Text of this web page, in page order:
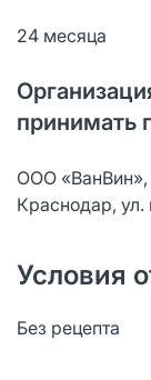
24 месяца
принимать
ООО «ВанВин»,
Краснодар, ул.
Условия
Без рецепта